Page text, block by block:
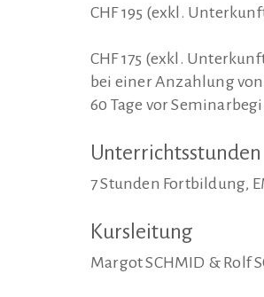
CHF 195 (exkl.
CHF 175 (exkl.
bei einer Anzahlung
60 Tage vor
Unterrichtsstunden
7 Stunden Fortbildung,
Kursleitung
Margot SCHMID & Rolf